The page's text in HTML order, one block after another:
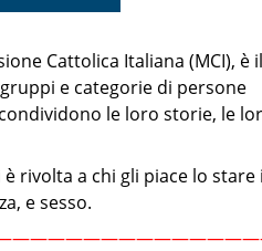
Cattolica Italiana (MCI), è
e categorie di persone
le loro storie, le
è rivolta a chi gli piace lo stare
e sesso.